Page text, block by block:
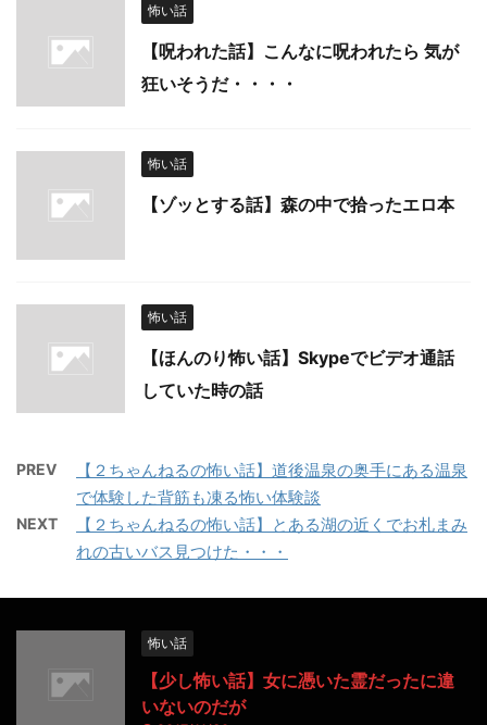
怖い話
【呪われた話】こんなに呪われたら 気が
狂いそうだ・・・・
怖い話
【ゾッとする話】森の中で拾ったエロ本
怖い話
【ほんのり怖い話】Skypeでビデオ通話
していた時の話
PREV
【２ちゃんねるの怖い話】道後温泉の奥手にある温泉
で体験した背筋も凍る怖い体験談
NEXT
【２ちゃんねるの怖い話】とある湖の近くでお札まみ
れの古いバス見つけた・・・
怖い話
【少し怖い話】女に憑いた霊だったに違
いないのだが